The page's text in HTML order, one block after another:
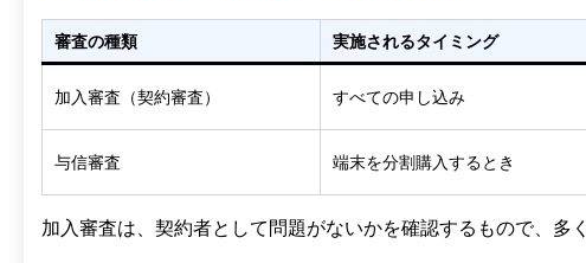
審査の種類 実施されるタイミング
加入審査（契約審査） すべての申し込み
与信審査 端末を分割購入するとき
加入審査は、契約者として問題がないかを確認するもので、多